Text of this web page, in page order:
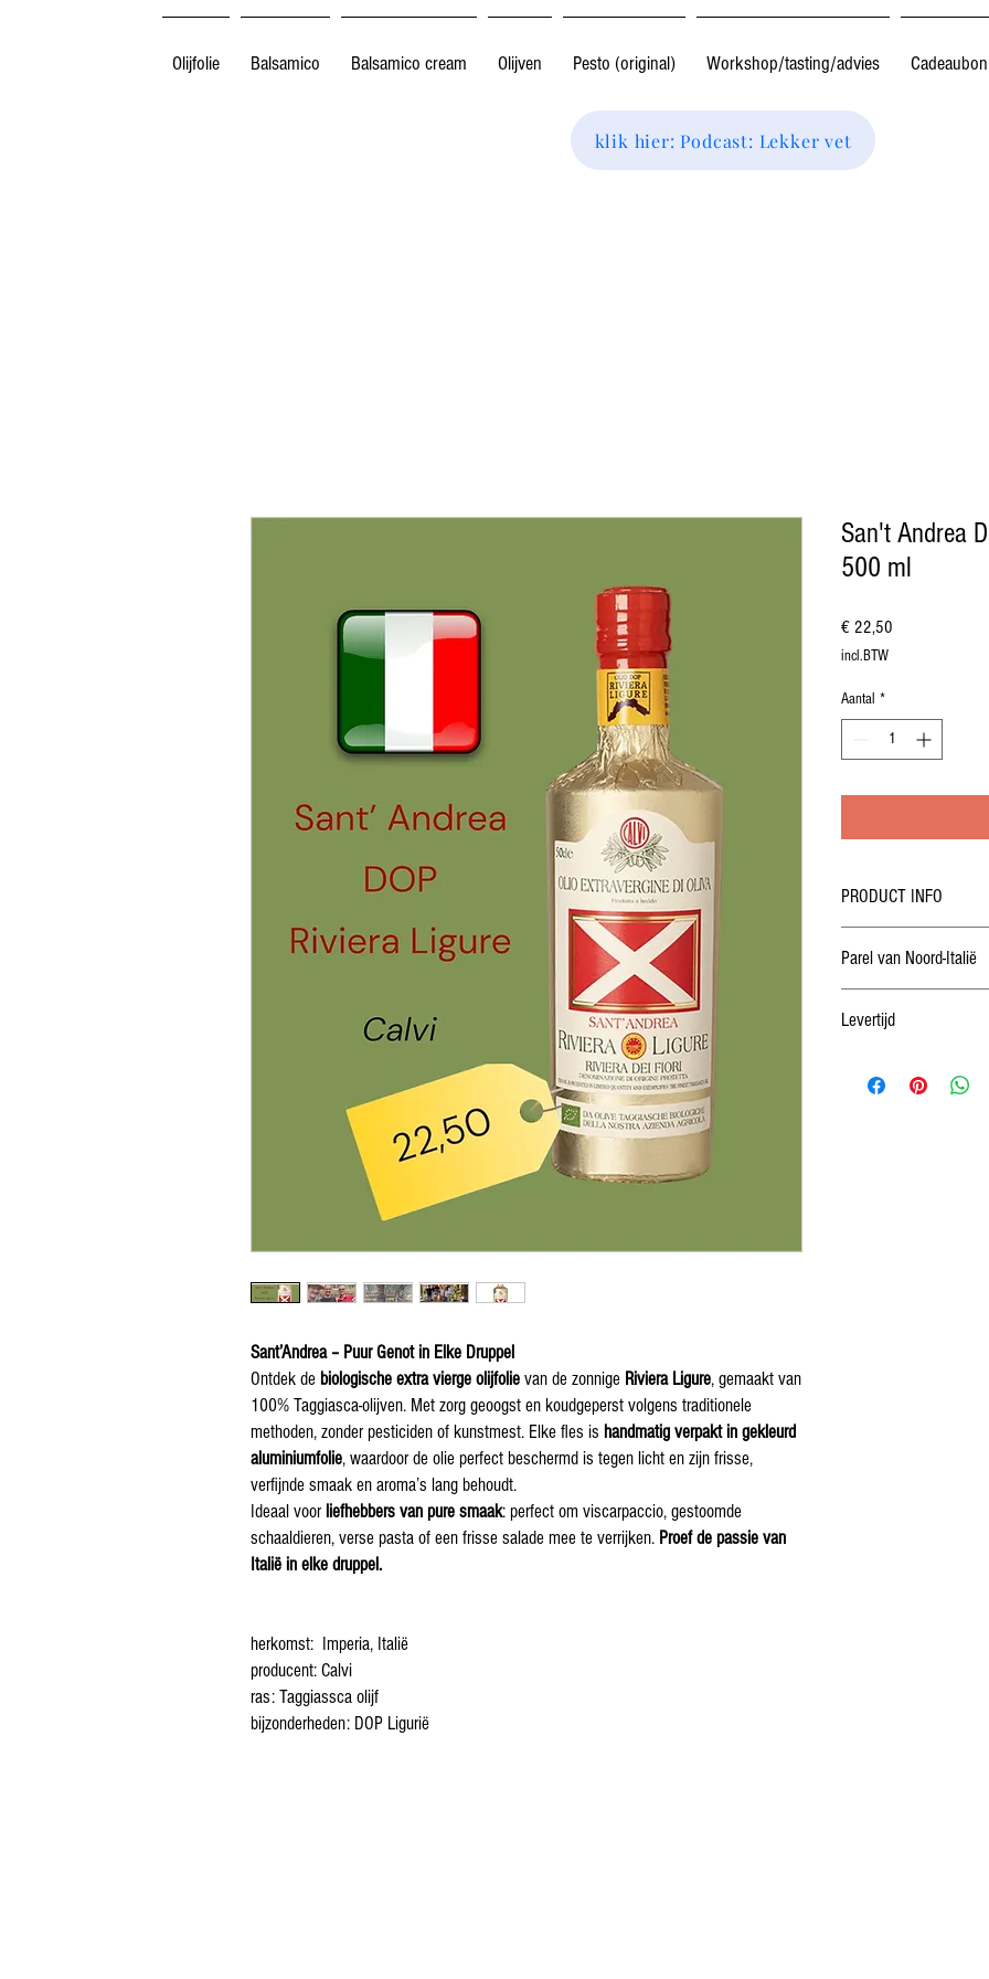
Olijfolie Balsamico Balsamico cream Olijven Pesto (original) Workshop/tasting/advies Cadeaubon
klik hier: Podcast: Lekker vet
Sant’Andrea – Puur Genot in Elke Druppel
Ontdek de biologische extra vierge olijfolie van de zonnige Riviera Ligure, gemaakt van
100% Taggiasca-olijven. Met zorg geoogst en koudgeperst volgens traditionele
methoden, zonder pesticiden of kunstmest. Elke fles is handmatig verpakt in gekleurd
aluminiumfolie, waardoor de olie perfect beschermd is tegen licht en zijn frisse,
verfijnde smaak en aroma’s lang behoudt.
Ideaal voor liefhebbers van pure smaak: perfect om viscarpaccio, gestoomde
schaaldieren, verse pasta of een frisse salade mee te verrijken. Proef de passie van
Italië in elke druppel.
herkomst: Imperia, Italië
producent: Calvi
ras: Taggiassca olijf
bijzonderheden: DOP Ligurië
San't Andrea
500 ml
€ 22,50
incl.BTW
Aantal *
PRODUCT INFO
Parel van Noord-Italië
kwaliteit olijfolie met een
top-restaurant in Imperia.
Levertijd